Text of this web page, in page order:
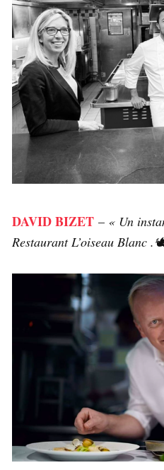
DAVID BIZET – « Un
Restaurant L’oiseau Blanc